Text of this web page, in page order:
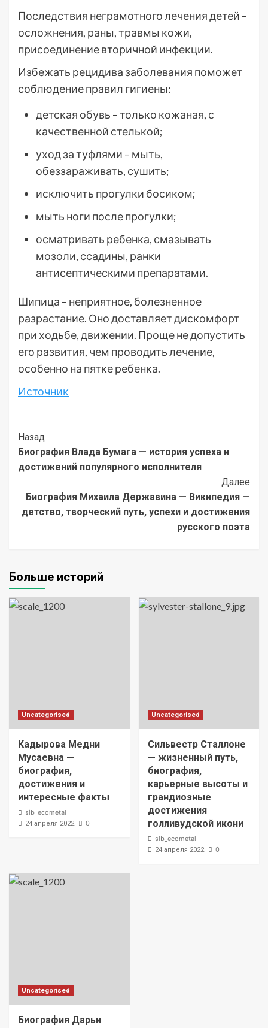
Последствия неграмотного лечения детей –
осложнения, раны, травмы кожи,
присоединение вторичной инфекции.
Избежать рецидива заболевания поможет
соблюдение правил гигиены:
детская обувь – только кожаная, с
качественной стелькой;
уход за туфлями – мыть,
обеззараживать, сушить;
исключить прогулки босиком;
мыть ноги после прогулки;
осматривать ребенка, смазывать
мозоли, ссадины, ранки
антисептическими препаратами.
Шипица – неприятное, болезненное
разрастание. Оно доставляет дискомфорт
при ходьбе, движении. Проще не допустить
его развития, чем проводить лечение,
особенно на пятке ребенка.
Источник
Post
Navigation
Назад
Биография Влада Бумага — история успеха и
достижений популярного исполнителя
Далее
Биография Михаила Державина — Википедия —
детство, творческий путь, успехи и достижения
русского поэта
Больше историй
Uncategorised
Кадырова Медни
Мусаевна —
биография,
достижения и
интересные факты
sib_ecometal
24 апреля 2022 0
Uncategorised
Сильвестр Сталлоне
— жизненный путь,
биография,
карьерные высоты и
грандиозные
достижения
голливудской икони
sib_ecometal
24 апреля 2022 0
Uncategorised
Биография Дарьи